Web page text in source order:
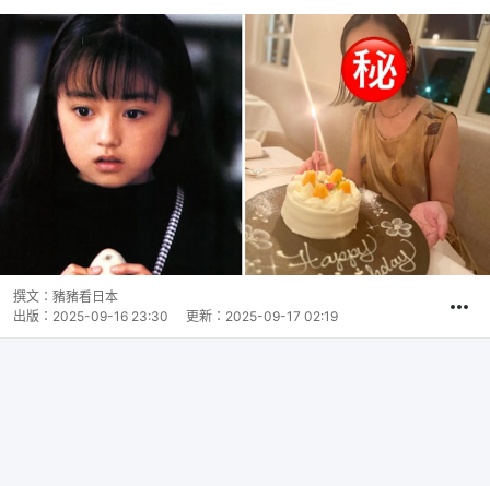
撰文： 豬豬看日本
出版： 2025-09-16 23:30 更新： 2025-09-17 02:19